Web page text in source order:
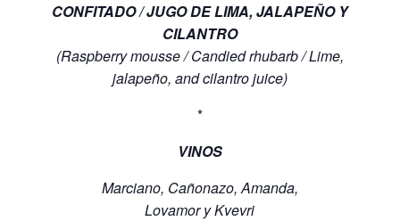
CONFITADO / JUGO DE LIMA, JALAPEÑO Y
CILANTRO
(Raspberry mousse / Candied rhubarb / Lime,
jalapeño, and cilantro juice)
*
VINOS
Marciano, Cañonazo, Amanda,
Lovamor y Kvevri